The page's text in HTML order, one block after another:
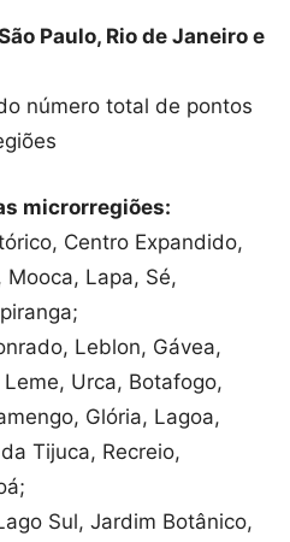
Paulo, Rio de Janeiro e
número total de pontos
microrregiões:
Centro Expandido,
Lapa, Sé,
Leblon, Gávea,
Urca, Botafogo,
Glória, Lagoa,
Tijuca, Recreio,
Sul, Jardim Botânico,